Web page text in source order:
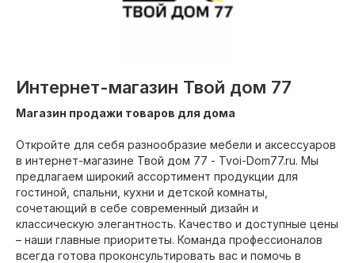
Интернет-магазин Твой дом 77
Магазин продажи товаров для дома
Откройте для себя разнообразие мебели и аксессуаров
в интернет-магазине Твой дом 77 - Tvoi-Dom77.ru. Мы
предлагаем широкий ассортимент продукции для
гостиной, спальни, кухни и детской комнаты,
сочетающий в себе современный дизайн и
классическую элегантность. Качество и доступные цены
– наши главные приоритеты. Команда профессионалов
всегда готова проконсультировать вас и помочь в